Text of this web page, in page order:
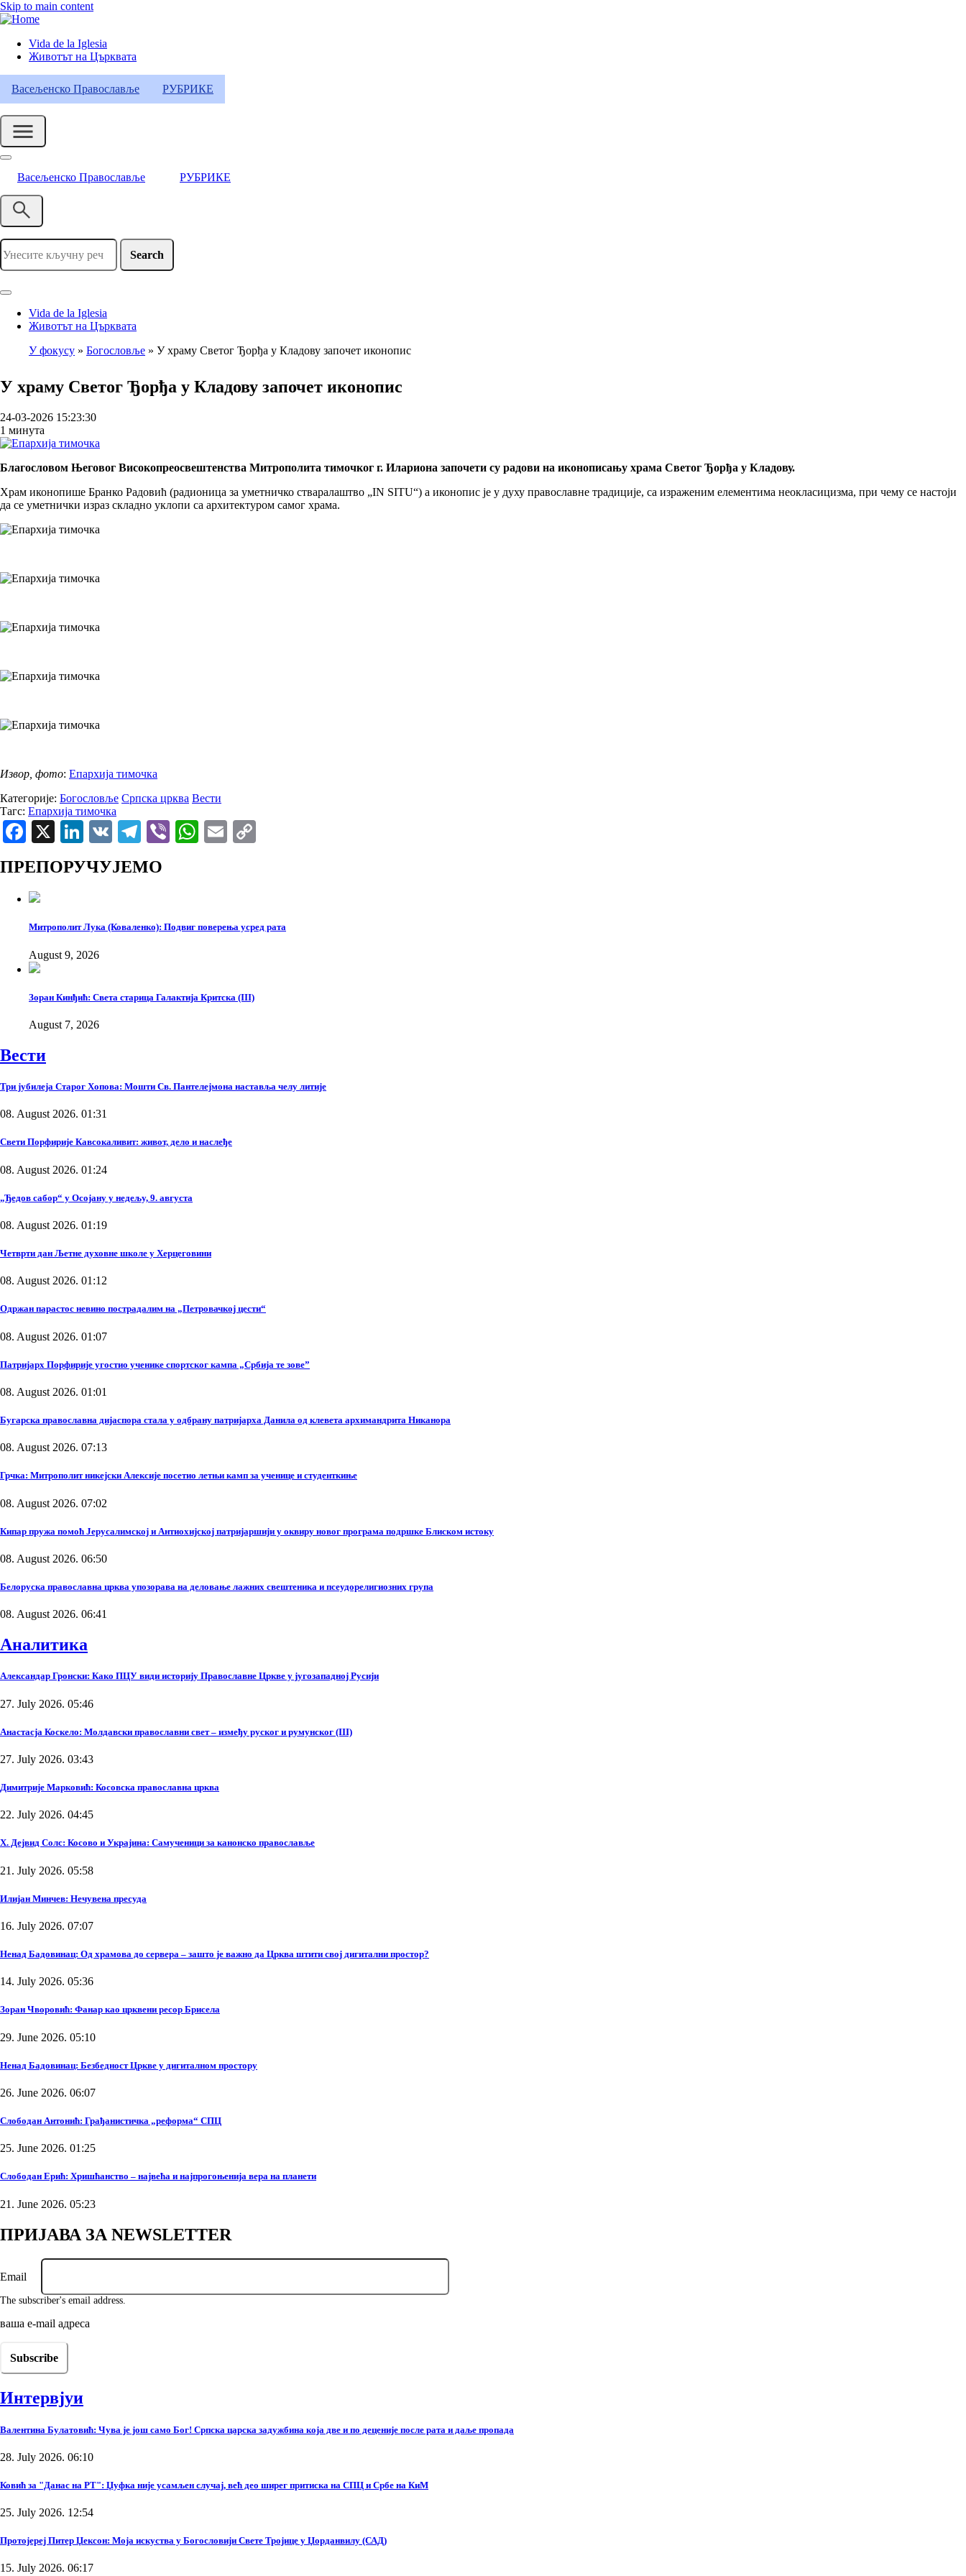
Skip to main content
Header
Category
Menu
Vida de la Iglesia
Животът на Църквата
Васељенско Православље РУБРИКЕ
Васељенско Православље РУБРИКЕ
Search
Vida de la Iglesia
Животът на Църквата
У фокусу Богословље У храму Светог Ђорђа у Кладову започет иконопис
У храму Светог Ђорђа у Кладову започет иконопис
24-03-2026 15:23:30
1 минута
Благословом Његовог Високопреосвештенства Митрополита тимочког г. Илариона започети су радови на иконописању храма Светог Ђорђа у Кладову.
Храм иконопише Бранко Радовић (радионица за уметничко стваралаштво „IN SITU“) а иконопис је у духу православне традиције, са израженим елементима неокласицизма, при чему се настоји
да се уметнички израз складно уклопи са архитектуром самог храма.
Извор, фото: Епархија тимочка
Категорије: Богословље Српска црква Вести
Тагс: Епархија тимочка
Facebook
X LinkedIn
VK Telegram
ViberWhatsApp
Email
ПРЕПОРУЧУЈЕМО
Митрополит Лука (Коваленко): Подвиг поверења усред рата
August 9, 2026
Зоран Кинђић: Света старица Галактија Критска (III)
August 7, 2026
Вести
Три јубилеја Старог Хопова: Мошти Св. Пантелејмона наставља челу литије
08. August 2026. 01:31
Свети Порфирије Кавсокаливит: живот, дело и наслеђе
08. August 2026. 01:24
„Ђедов сабор“ у Осојану у недељу, 9. августа
08. August 2026. 01:19
Четврти дан Љетне духовне школе у Херцеговини
08. August 2026. 01:12
Одржан парастос невино пострадалим на „Петровачкој цести“
08. August 2026. 01:07
Патријарх Порфирије угостио ученике спортског кампа „Србија те зове”
08. August 2026. 01:01
Бугарска православна дијаспора стала у одбрану патријарха Данила од клевета архимандрита Никанора
08. August 2026. 07:13
Грчка: Митрополит никејски Алексије посетио летњи камп за ученице и студенткиње
08. August 2026. 07:02
Кипар пружа помоћ Јерусалимској и Антиохијској патријаршији у оквиру новог програма подршке Блиском истоку
08. August 2026. 06:50
Белоруска православна црква упозорава на деловање лажних свештеника и псеудорелигиозних група
08. August 2026. 06:41
Аналитика
Александар Гронски: Како ПЦУ види историју Православне Цркве у југозападној Русији
27. July 2026. 05:46
Анастасја Коскело: Молдавски православни свет – између руског и румунског (III)
27. July 2026. 03:43
Димитрије Марковић: Косовска православна црква
22. July 2026. 04:45
Х. Дејвид Солс: Косово и Украјина: Самученици за канонско православље
21. July 2026. 05:58
Илијан Минчев: Нечувена пресуда
16. July 2026. 07:07
Ненад Бадовинац: Од храмова до сервера – зашто је важно да Црква штити свој дигитални простор?
14. July 2026. 05:36
Зоран Чворовић: Фанар као црквени ресор Брисела
29. June 2026. 05:10
Ненад Бадовинац: Безбедност Цркве у дигиталном простору
26. June 2026. 06:07
Слободан Антонић: Грађанистичка „реформа“ СПЦ
25. June 2026. 01:25
Слободан Ерић: Хришћанство – највећа и најпрогоњенија вера на планети
21. June 2026. 05:23
ПРИЈАВА ЗА NEWSLETTER
Email
The subscriber's email address.
ваша е-mail адреса
Интервјуи
Валентина Булатовић: Чува је још само Бог! Српска царска задужбина која две и по деценије после рата и даље пропада
28. July 2026. 06:10
Ковић за "Данас на РТ": Џуфка није усамљен случај, већ део ширег притиска на СПЦ и Србе на КиМ
25. July 2026. 12:54
Протојереј Питер Џексон: Моја искуства у Богословији Свете Тројице у Џорданвилу (САД)
15. July 2026. 06:17